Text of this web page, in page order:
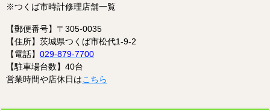
※つくば市時計修理店舗一覧
【郵便番号】〒305-0035
【住所】茨城県つくば市松代1-9-2
【電話】 029-879-7700
【駐車場台数】40台
営業時間や店休日はこちら